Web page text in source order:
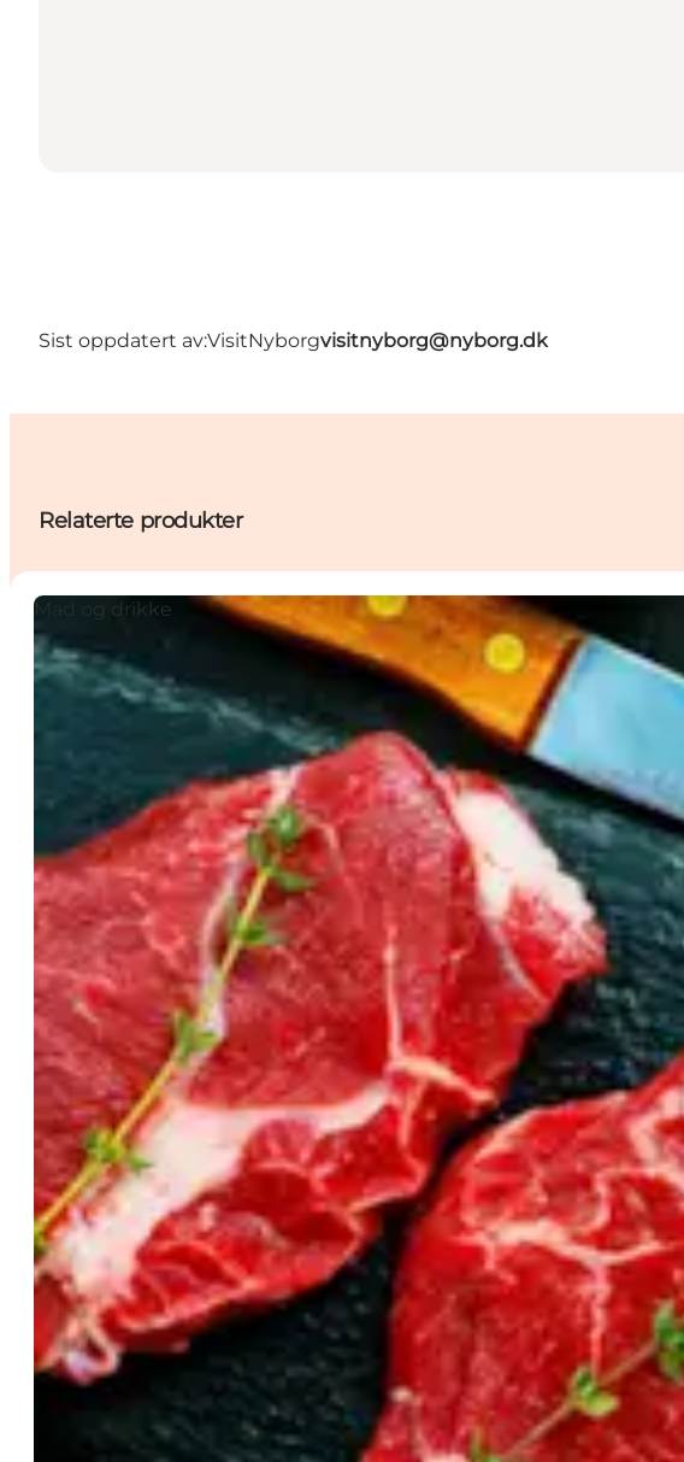
Sist oppdatert av:VisitNyborgvisitnyborg@nyborg.dk
Relaterte produkter
Mad og drikke